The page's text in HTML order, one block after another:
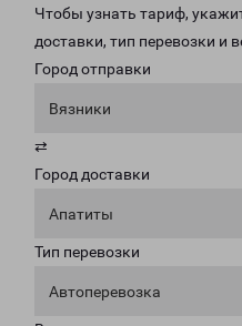
Чтобы узнать тариф,
доставки, тип перевозки и
Город отправки
Вязники
⇄
Город доставки
Апатиты
Тип перевозки
Автоперевозка